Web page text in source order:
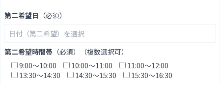
第二希望日 （必須）
第二希望時間帯 （必須）（複数選択可）
9:00〜10:00
10:00～11:00
11:00～12:00
13:30～14:30
14:30～15:30 15:30～16:30